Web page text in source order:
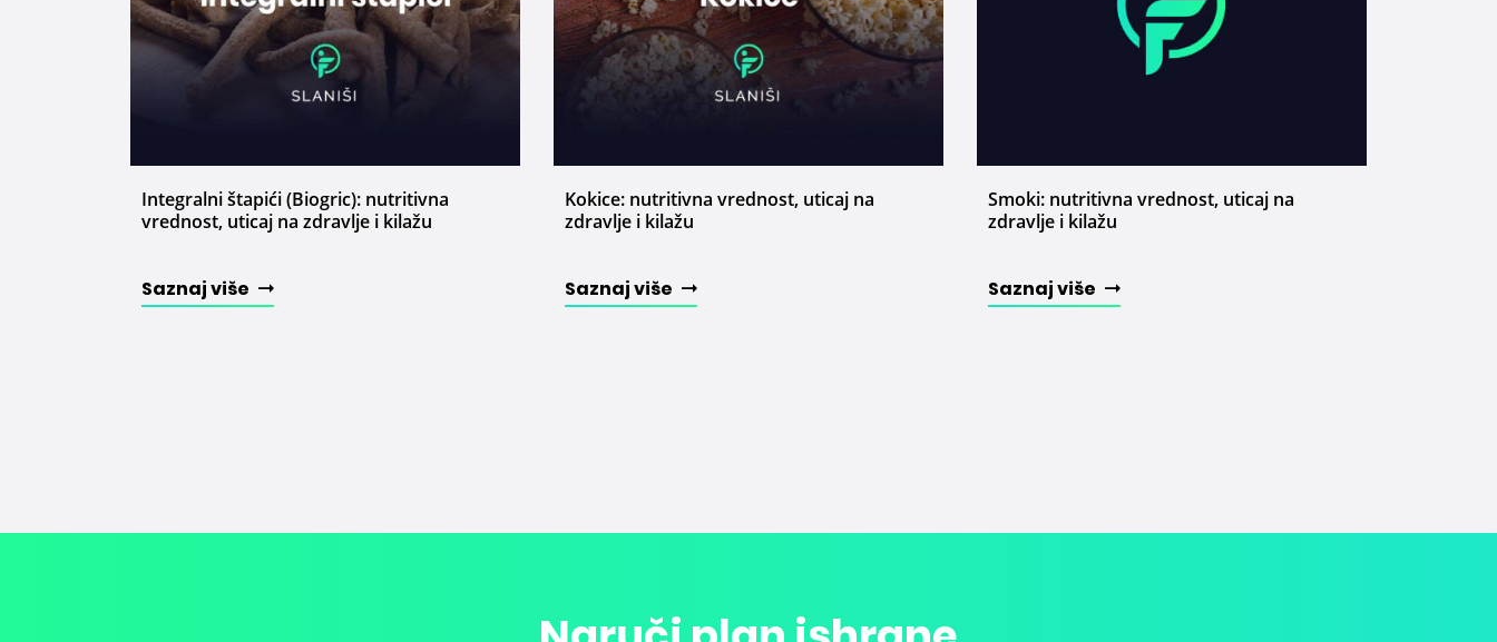
Integralni štapići (Biogric): nutritivna
vrednost, uticaj na zdravlje i kilažu
Saznaj više
Kokice: nutritivna vrednost, uticaj na
zdravlje i kilažu
Saznaj više
Smoki: nutritivna vrednost, uticaj na
zdravlje i kilažu
Saznaj više